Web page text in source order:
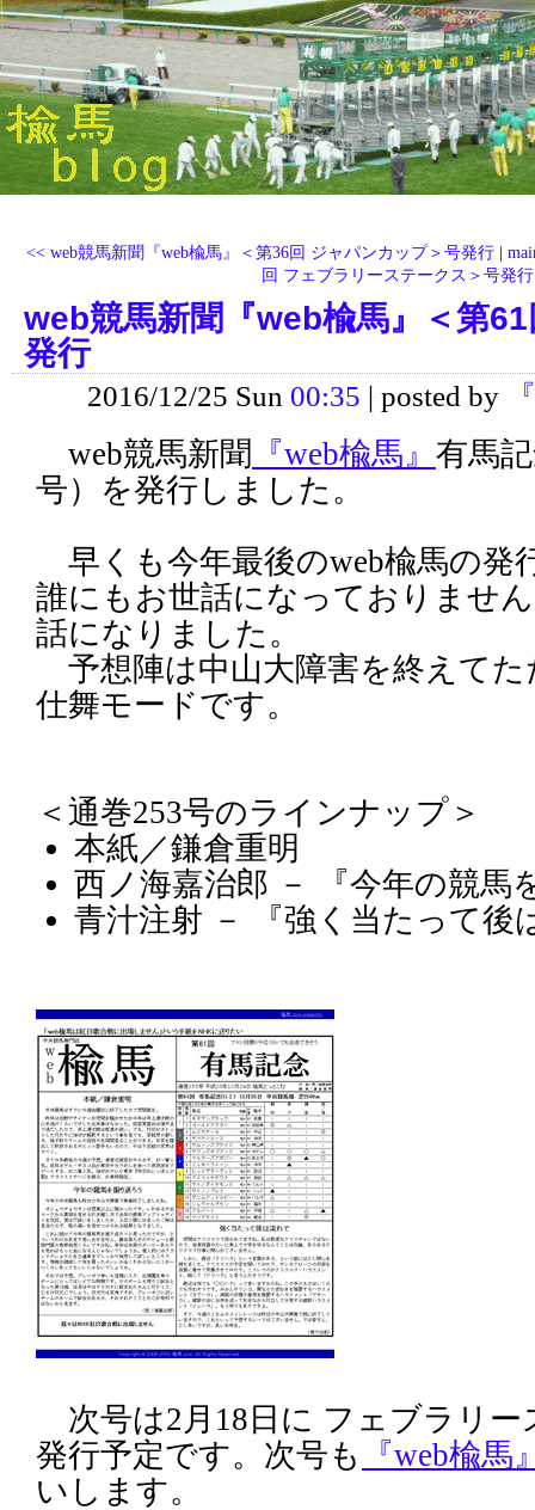
<< web競馬新聞『web楡馬』＜第36回 ジャパンカップ＞号発行 |
回 フェブラリーステークス＞号発
web競馬新聞『web楡馬』＜第
発行
2016/12/25 Sun 00:35 | posted by
web競馬新聞 『web楡馬』 有馬
号）を発行しました。
早くも今年最後のweb楡馬の発
誰にもお世話になっておりませ
話になりました。
予想陣は中山大障害を終えてた
仕舞モードです。
＜通巻253号のラインナップ＞
本紙／鎌倉重明
西ノ海嘉治郎 － 『今年の競馬
青汁注射 － 『強く当たって後
次号は2月18日に フェブラリー
発行予定です。次号も
『web楡馬
いします。